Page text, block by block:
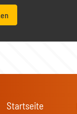
Startseite